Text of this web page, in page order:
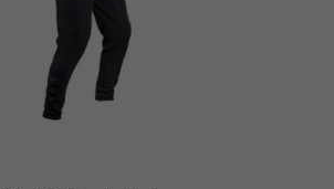
su membranama koje
povećava udobnost tijekom